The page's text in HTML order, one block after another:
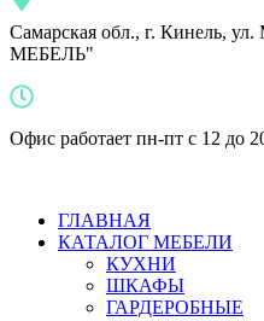
Самарская обл., г. Кинель,
МЕБЕЛЬ"
Офис работает пн-пт с 12 до
ГЛАВНАЯ
КАТАЛОГ МЕБЕЛИ
КУХНИ
ШКАФЫ
ГАРДЕРОБНЫЕ